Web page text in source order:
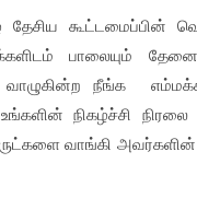
தேசிய கூட்டமைப்பின்
பாலையும்
வாழுகின்ற நீங்க
உங்களின் நிகழ்ச்சி நிரலை
வாங்கி அவர்களின்